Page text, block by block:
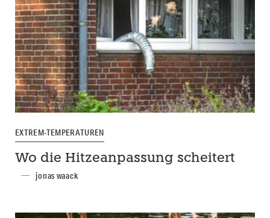
EXTREM-TEMPERATUREN
Wo die Hitzeanpassung scheitert
jonas waack